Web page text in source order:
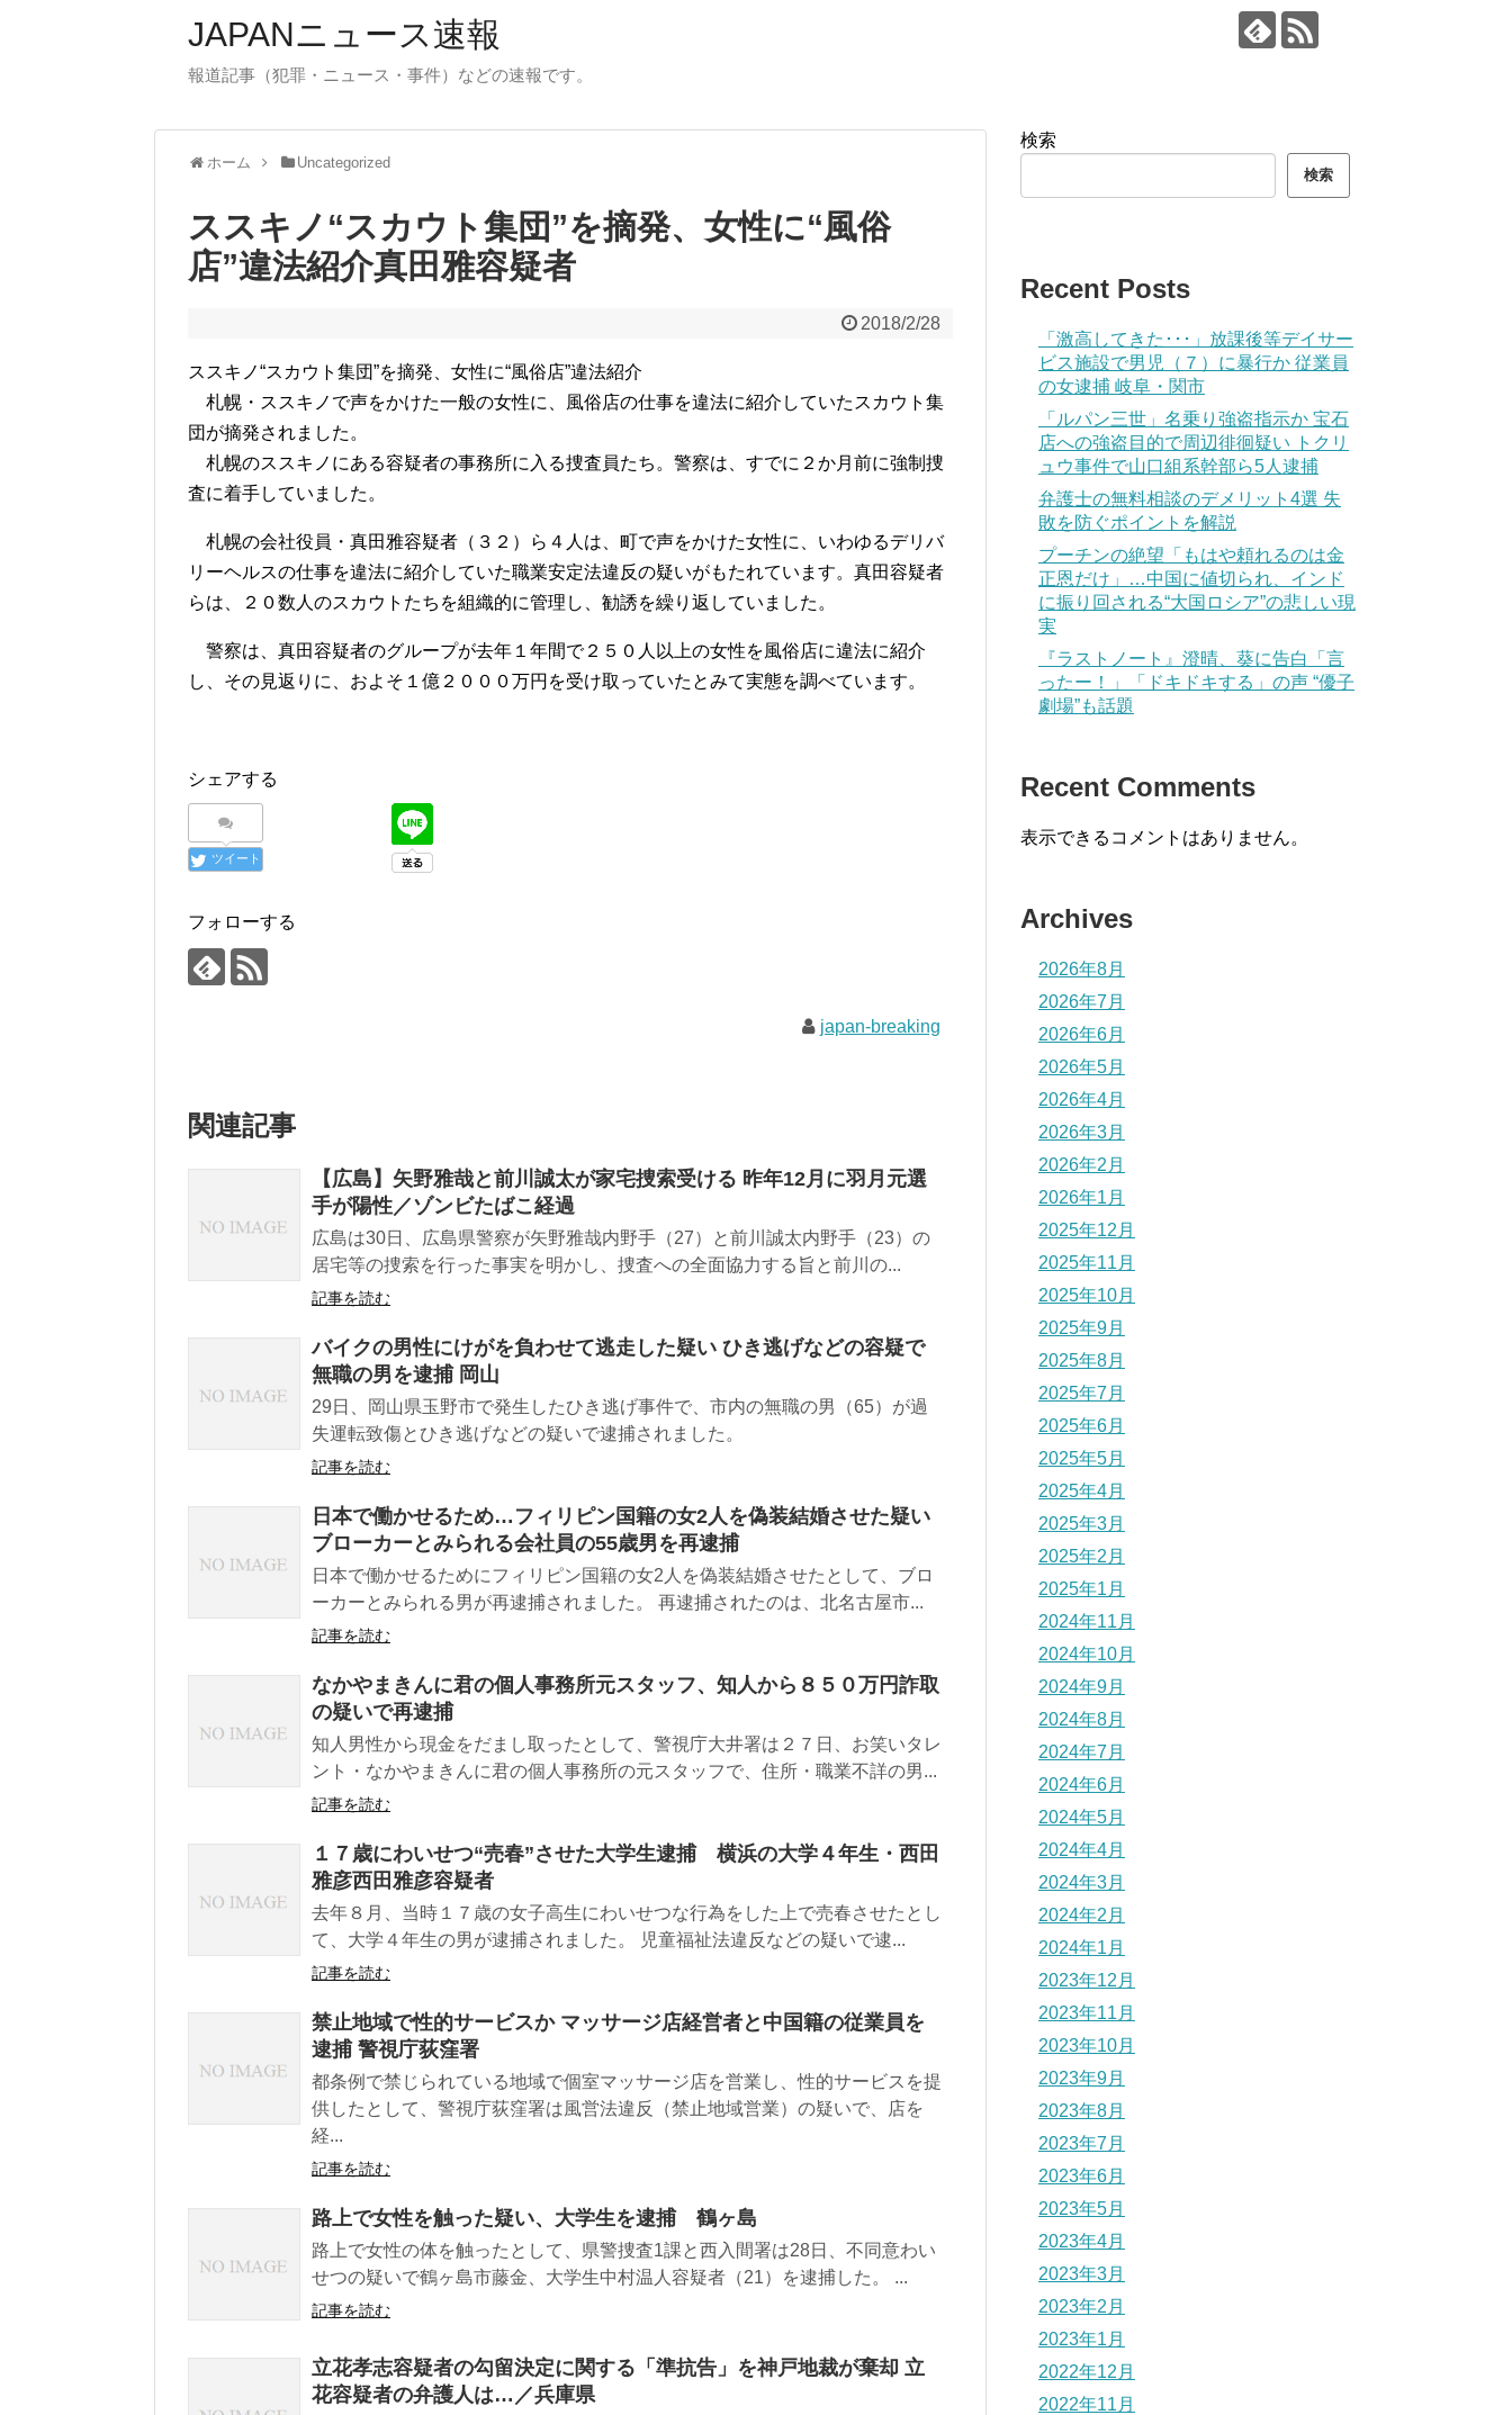
JAPANニュース速報
報道記事（犯罪・ニュース・事件）などの速報です。
ホーム Uncategorized
ススキノ“スカウト集団”を摘発、女性に“風俗
店”違法紹介真田雅容疑者
2018/2/28
ススキノ“スカウト集団”を摘発、女性に“風俗店”違法紹介
札幌・ススキノで声をかけた一般の女性に、風俗店の仕事を違法に紹介していたスカウト集
団が摘発されました。
札幌のススキノにある容疑者の事務所に入る捜査員たち。警察は、すでに２か月前に強制捜
査に着手していました。
札幌の会社役員・真田雅容疑者（３２）ら４人は、町で声をかけた女性に、いわゆるデリバ
リーヘルスの仕事を違法に紹介していた職業安定法違反の疑いがもたれています。真田容疑者
らは、２０数人のスカウトたちを組織的に管理し、勧誘を繰り返していました。
警察は、真田容疑者のグループが去年１年間で２５０人以上の女性を風俗店に違法に紹介
し、その見返りに、およそ１億２０００万円を受け取っていたとみて実態を調べています。
シェアする
ツイート
フォローする
japan-breaking
関連記事
【広島】矢野雅哉と前川誠太が家宅捜索受ける 昨年12月に羽月元選
手が陽性／ゾンビたばこ経過
広島は30日、広島県警察が矢野雅哉内野手（27）と前川誠太内野手（23）の
居宅等の捜索を行った事実を明かし、捜査への全面協力する旨と前川の...
記事を読む
バイクの男性にけがを負わせて逃走した疑い ひき逃げなどの容疑で
無職の男を逮捕 岡山
29日、岡山県玉野市で発生したひき逃げ事件で、市内の無職の男（65）が過
失運転致傷とひき逃げなどの疑いで逮捕されました。
記事を読む
日本で働かせるため…フィリピン国籍の女2人を偽装結婚させた疑い
ブローカーとみられる会社員の55歳男を再逮捕
日本で働かせるためにフィリピン国籍の女2人を偽装結婚させたとして、ブロ
ーカーとみられる男が再逮捕されました。 再逮捕されたのは、北名古屋市...
記事を読む
なかやまきんに君の個人事務所元スタッフ、知人から８５０万円詐取
の疑いで再逮捕
知人男性から現金をだまし取ったとして、警視庁大井署は２７日、お笑いタレ
ント・なかやまきんに君の個人事務所の元スタッフで、住所・職業不詳の男...
記事を読む
１７歳にわいせつ“売春”させた大学生逮捕 横浜の大学４年生・西田
雅彦西田雅彦容疑者
去年８月、当時１７歳の女子高生にわいせつな行為をした上で売春させたとし
て、大学４年生の男が逮捕されました。 児童福祉法違反などの疑いで逮...
記事を読む
禁止地域で性的サービスか マッサージ店経営者と中国籍の従業員を
逮捕 警視庁荻窪署
都条例で禁じられている地域で個室マッサージ店を営業し、性的サービスを提
供したとして、警視庁荻窪署は風営法違反（禁止地域営業）の疑いで、店を
経...
記事を読む
路上で女性を触った疑い、大学生を逮捕 鶴ヶ島
路上で女性の体を触ったとして、県警捜査1課と西入間署は28日、不同意わい
せつの疑いで鶴ヶ島市藤金、大学生中村温人容疑者（21）を逮捕した。 ...
記事を読む
立花孝志容疑者の勾留決定に関する「準抗告」を神戸地裁が棄却 立
花容疑者の弁護人は…／兵庫県
検索
検索
Recent Posts
「激高してきた･･･」放課後等デイサー
ビス施設で男児（７）に暴行か 従業員
の女逮捕 岐阜・関市
「ルパン三世」名乗り強盗指示か 宝石
店への強盗目的で周辺徘徊疑い トクリ
ュウ事件で山口組系幹部ら5人逮捕
弁護士の無料相談のデメリット4選 失
敗を防ぐポイントを解説
プーチンの絶望「もはや頼れるのは金
正恩だけ」…中国に値切られ、インド
に振り回される“大国ロシア”の悲しい現
実
『ラストノート』澄晴、葵に告白「言
ったー！」「ドキドキする」の声 “優子
劇場”も話題
Recent Comments
表示できるコメントはありません。
Archives
2026年8月
2026年7月
2026年6月
2026年5月
2026年4月
2026年3月
2026年2月
2026年1月
2025年12月
2025年11月
2025年10月
2025年9月
2025年8月
2025年7月
2025年6月
2025年5月
2025年4月
2025年3月
2025年2月
2025年1月
2024年11月
2024年10月
2024年9月
2024年8月
2024年7月
2024年6月
2024年5月
2024年4月
2024年3月
2024年2月
2024年1月
2023年12月
2023年11月
2023年10月
2023年9月
2023年8月
2023年7月
2023年6月
2023年5月
2023年4月
2023年3月
2023年2月
2023年1月
2022年12月
2022年11月